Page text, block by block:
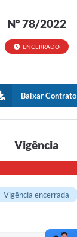
Nº 78/2022
ENCERRADO
Baixar Contrato
Vigência
Vigência encerrada